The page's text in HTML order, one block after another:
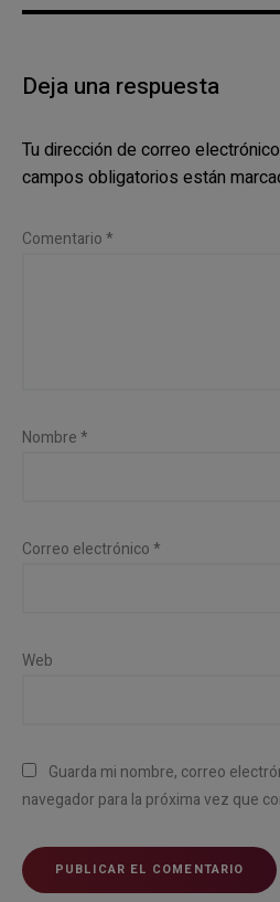
Deja una respuesta
Tu dirección de correo
campos obligatorios están
Comentario*
Nombre*
Correo electrónico*
Web
Guarda mi nombre, correo
navegador para la próxima vez que